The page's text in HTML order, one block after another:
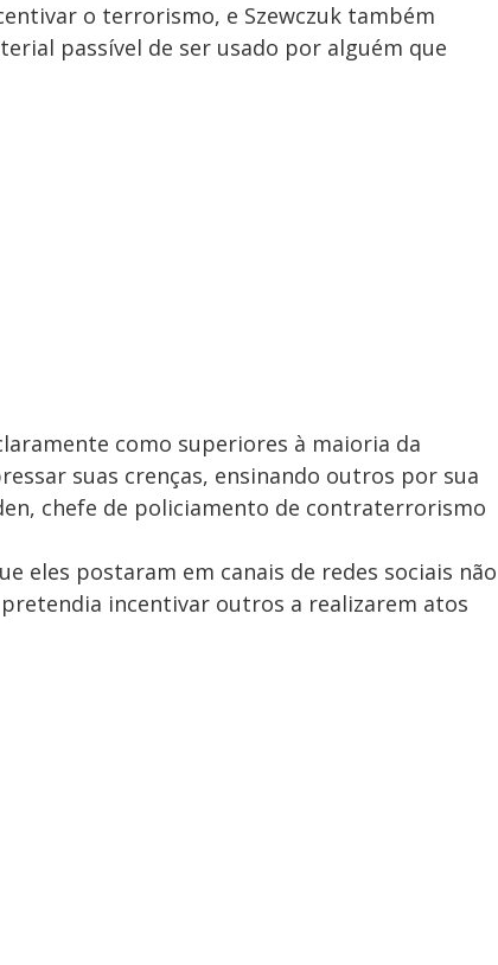
o terrorismo, e Szewczuk também
passível de ser usado por alguém que
como superiores à maioria da
suas crenças, ensinando outros por sua
chefe de policiamento de contraterrorismo
eles postaram em canais de redes sociais não
incentivar outros a realizarem atos